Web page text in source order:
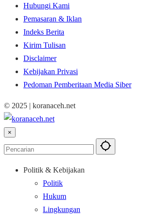
Hubungi Kami
Pemasaran & Iklan
Indeks Berita
Kirim Tulisan
Disclaimer
Kebijakan Privasi
Pedoman Pemberitaan Media Siber
© 2025 | koranaceh.net
×
Politik & Kebijakan
Politik
Hukum
Lingkungan